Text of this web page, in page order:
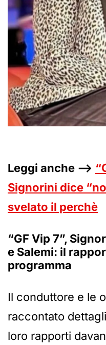
Leggi anche –>
Signorini dice
svelato il perchè
“GF Vip 7”,
e Salemi: il
programma
Il conduttore e le
raccontato
loro rapporti